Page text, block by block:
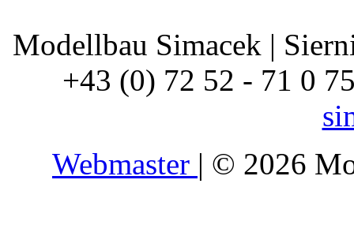
Modellbau Simacek |
+43 (0) 72 52 - 71 0
Webmaster | © 2026